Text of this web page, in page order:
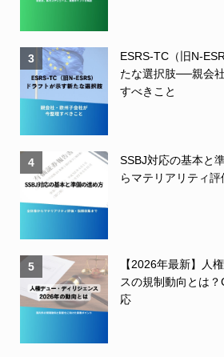
3
ESRS-TC（旧N-
たな選択肢──親会
すべきこと
4
SSBJ対応の基本と
らマテリアリティ
5
【2026年最新】人
スの規制動向とは
応